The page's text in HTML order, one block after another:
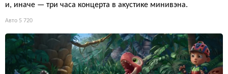
и, иначе — три часа концерта в акустике минивэна.
Авто 5 720